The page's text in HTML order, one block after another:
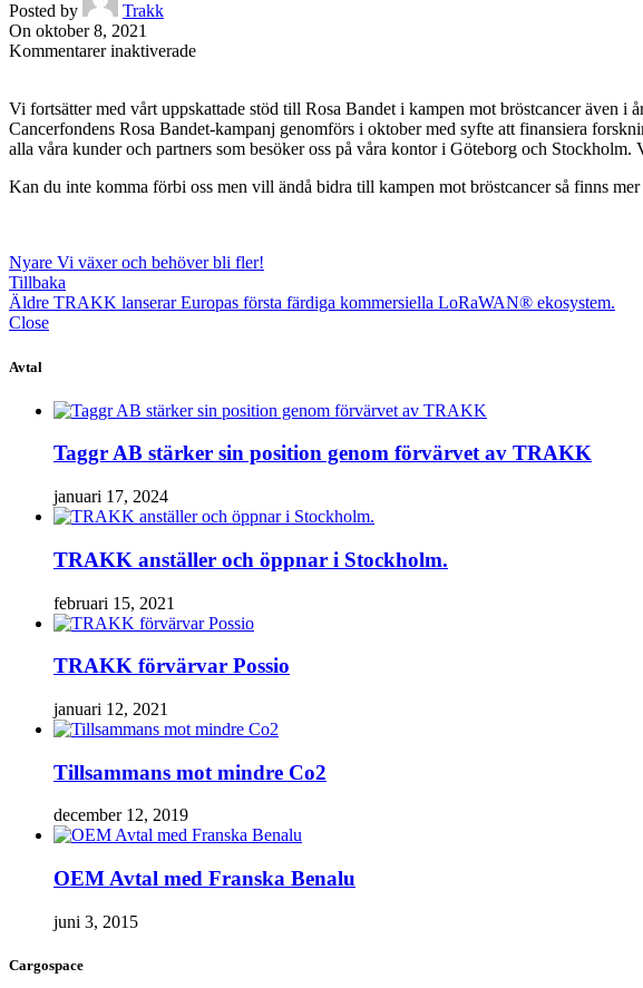
Posted by
Trakk
On oktober 8, 2021
Kommentarer inaktiveradeför
Rosa
Vi fortsätter med vårt uppskattade stöd till Rosa Bandet i kampen mot bröstcancer även i
Cancerfondens Rosa Bandet-kampanj genomförs i oktober med syfte att finansiera
alla våra kunder och partners som besöker oss på våra kontor i Göteborg och Stockholm.
Kan du inte komma förbi oss men vill ändå bidra till kampen mot bröstcancer så finns
Nyare Vi växer och behöver bli fler!
Tillbaka
Äldre TRAKK lanserar Europas första färdiga kommersiella LoRaWAN® ekosystem.
Close
Avtal
Taggr AB stärker sin position genom förvärvet av TRAKK
januari 17, 2024
TRAKK anställer och öppnar i Stockholm.
februari 15, 2021
TRAKK förvärvar Possio
januari 12, 2021
Tillsammans mot mindre Co2
december 12, 2019
OEM Avtal med Franska Benalu
juni 3, 2015
Cargospace